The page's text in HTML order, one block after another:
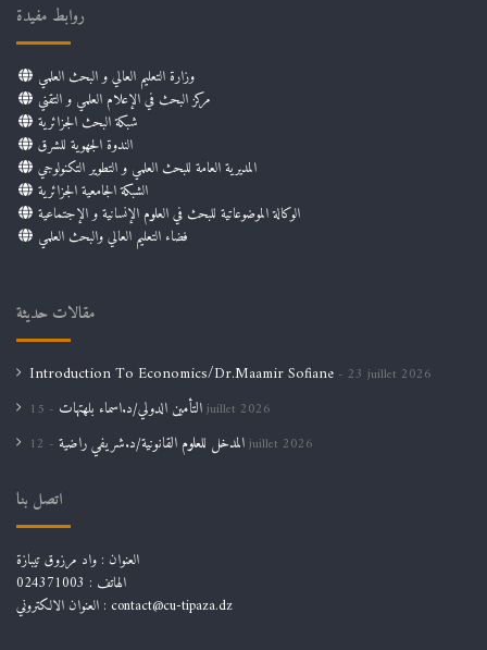
روابط مفيدة
وزارة التعليم العالي و البحث العلمي
مركز البحث في الإعلام العلمي و التقني
شبكة البحث الجزائرية
الندوة الجهوية للشرق
المديرية العامة للبحث العلمي و التطوير التكنولوجي
الشبكة الجامعية الجزائرية
الوكالة الموضوعاتية للبحث في العلوم الإنسانية و الإجتماعية
فضاء التعليم العالي والبحث العلمي
مقالات حديثة
Introduction To Economics/Dr.Maamir Sofiane 23 juillet 2026
التأمين الدولي/د.اسماء بلهتهات15 juillet 2026
المدخل للعلوم القانونية/د.شريفي راضية12 juillet 2026
اتصل بنا
العنوان : واد مرزوق تيبازة
الهاتف : 024371003
العنوان الالكتروني : contact@cu-tipaza.dz